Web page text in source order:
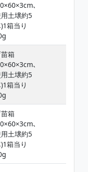
､
土壌約5
箱当り
箱
､
土壌約5
箱当り
箱
､
土壌約5
箱当り